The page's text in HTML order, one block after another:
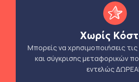
Χωρίς
Μπορείς να χρησιμοποιήσεις
και σύγκρισης μεταφορικών
εντελώς